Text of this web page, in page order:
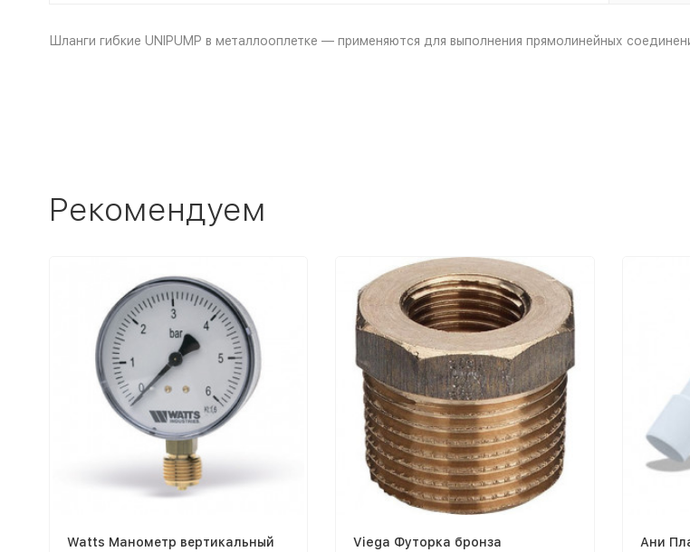
Шланги гибкие UNIPUMP в металлооплетке — применяются для выполнения прямолинейных
Рекомендуем
Watts Манометр вертикальный
Viega Футорка бронза
Ани